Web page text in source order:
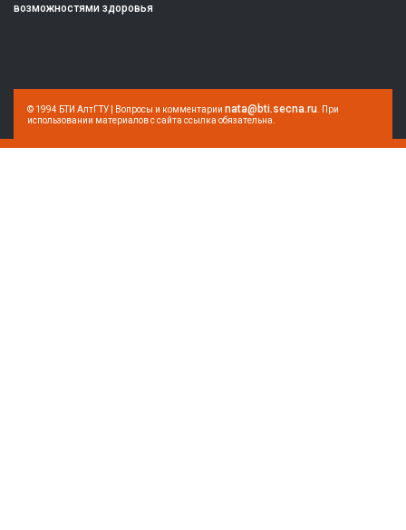
возможностями здоровья
© 1994 БТИ АлтГТУ | Вопросы и комментарии nata@bti.secna.ru . При
использовании материалов с сайта ссылка обязательна.